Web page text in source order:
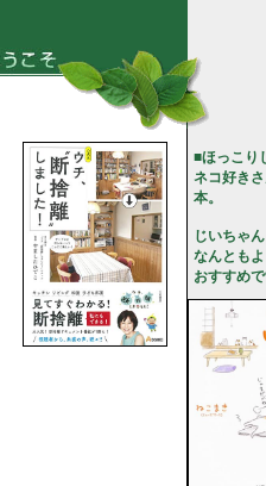
■ほっこり
ネコ好き
本。
じいちゃ
なんとも
おすすめ